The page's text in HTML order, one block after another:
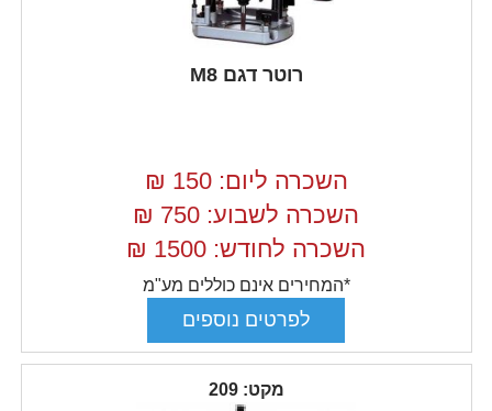
רוטר דגם M8
השכרה ליום: 150
₪
השכרה לשבוע: 750
₪
השכרה לחודש: 1500
₪
*המחירים אינם כוללים מע"מ
מקט: 209